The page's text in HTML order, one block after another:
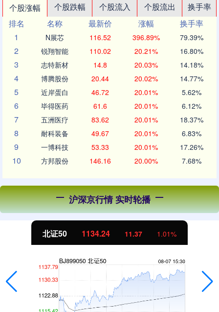
个股涨幅 个股跌幅 个股流入 个股流出
换手率
排名
名称 最新价 涨幅
换手率
1
N展芯 116.52 396.89% 79.39%
2 锐翔智能 110.02 20.21% 16.80%
3 志特新材 14.8 20.03% 14.18%
4 博腾股份 20.44 20.02% 14.77%
5 近岸蛋白 46.72 20.01% 5.62%
6 毕得医药 61.6 20.01% 6.12%
7 五洲医疗 83.62 20.01% 18.37%
8 耐科装备 49.67 20.01% 6.83%
9 一博科技 53.33 20.01% 17.26%
10 方邦股份 146.16 20.00% 7.68%
沪深京行情 实时轮播
北证50 1134.24 11.37 1.01%